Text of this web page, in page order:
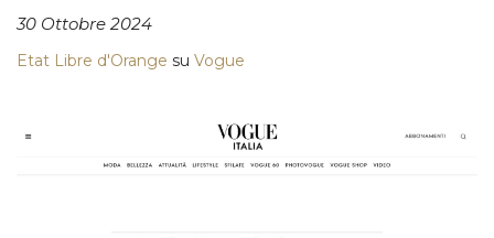
30 Ottobre 2024
Etat Libre d'Orange su Vogue